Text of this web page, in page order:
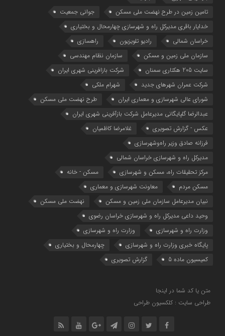
تامین زمین در طرح نهضت ملی مسکن
جوانی جمعیت
خدایار باقری مدیرکل راه و شهرسازی چهارمحال و بختیاری
خراسان شمالی
رادیو تلویزیون
راهسازی
سازمان ملی زمین و مسکن
سازمان نظام مهندسی
سایت 205 هکتاری سمنان
شرکت بازافرینی شهری ایران
شرکت عمران شهرهای جدید
شهرام ملکی
شوراي عالي شهرسازی و معماري ايران
طرح نهضت ملی مسکن
عبدالرضا گلپایگانی مدیرعامل شرکت بازآفرینی شهری ایران
عکس - گزارش تصویری
غلامرضا کاظمیان
فرزانه صادق وزیر راه‌وشهرسازی
مدیرکل راه و شهرسازی خراسان شمالی
مرکز تحقیقات راه، مسکن و شهرسازی
مسکن - خانه
مسکن مردم
معاونت شهرسازي و معماري
نبیان مدیرعامل سازمان ملی زمین و مسکن
نهضت ملی مسکن
وحید داعی مدیرکل راه و شهرسازی خراسان رضوی
وزارت راه و شهرسازي
وزارت راه و شهرسازی
پایگاه خبری وزارت راه و شهرسازی
چهارمحال و بختیاری
کمیسیون ماده 5
گزارش تصویری
متن یا کد شما در اینجا
طراحی سایت : کلکسیون طراحی